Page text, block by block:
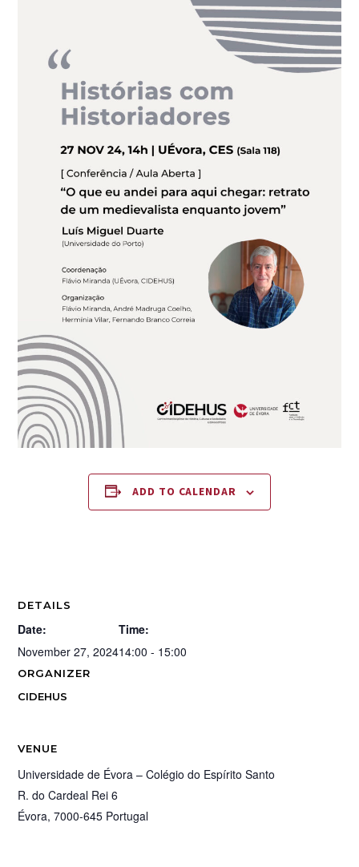
ADD TO CALENDAR
DETAILS
Date:
November 27, 2024
Time:
14:00 - 15:00
ORGANIZER
CIDEHUS
VENUE
Universidade de Évora – Colégio do Espírito Santo
R. do Cardeal Rei 6
Évora, 7000-645 Portugal